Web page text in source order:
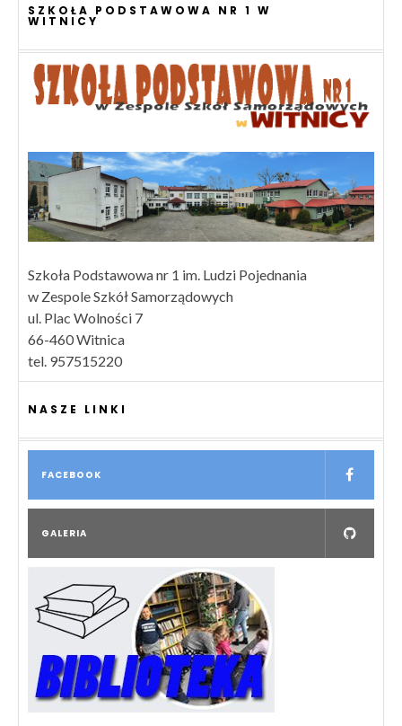
SZKOŁA PODSTAWOWA NR 1 W
WITNICY
Szkoła Podstawowa nr 1 im. Ludzi Pojednania
w Zespole Szkół Samorządowych
ul. Plac Wolności 7
66-460 Witnica
tel. 957515220
NASZE LINKI
FACEBOOK
GALERIA